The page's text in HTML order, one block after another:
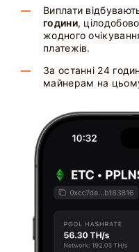
Виплати
години,
жодного
платежів.
За останні 24
майнерам на